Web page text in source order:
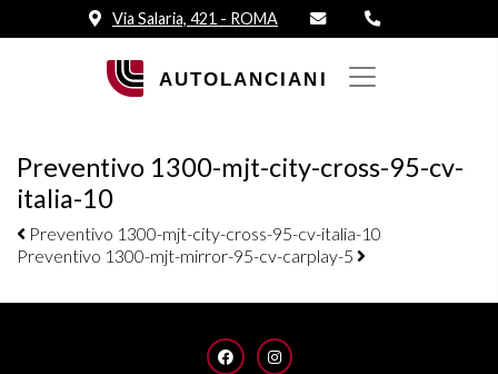
Via Salaria, 421 - ROMA
Preventivo 1300-mjt-city-cross-95-cv-
italia-10
Navigazione elementi
Preventivo 1300-mjt-city-cross-95-cv-italia-10
Preventivo 1300-mjt-mirror-95-cv-carplay-5
FACEBOOKINSTAGRAM